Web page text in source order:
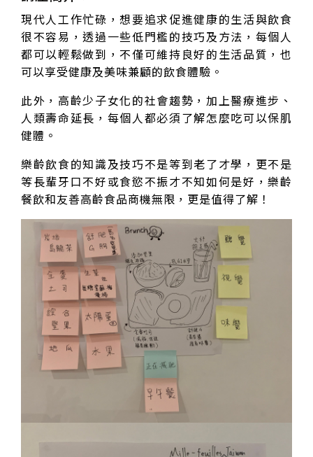
現代人工作忙碌，想要追求促進健康的生活與飲食
很不容易，透過一些低門檻的技巧及方法，每個人
都可以輕鬆做到，不僅可維持良好的生活品質，也
可以享受健康及美味兼顧的飲食體驗。
此外，高齡少子女化的社會趨勢，加上醫療進步、
人類壽命延長，每個人都必須了解怎麼吃可以保肌
健體。
樂齡飲食的知識及技巧不是等到老了才學，更不是
等長輩牙口不好或食慾不振才不知如何是好，樂齡
餐飲和友善高齡食品商機無限，更是值得了解！